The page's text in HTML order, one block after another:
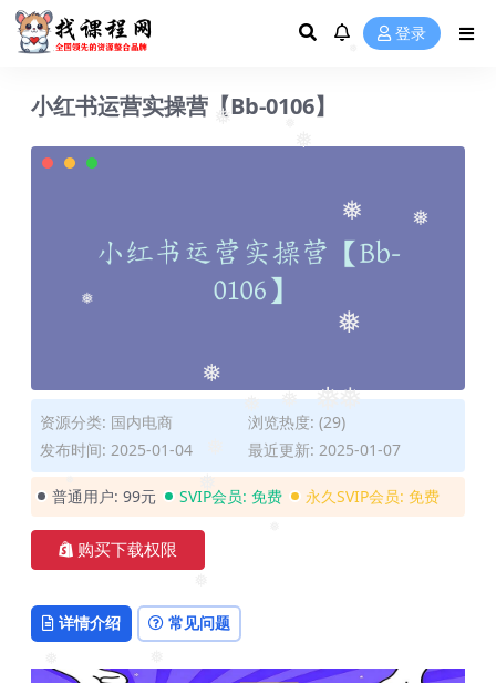
❅
❅
❅
❅
❅
❅
❅
❅
❅
❅
登录
小红书运营实操营【Bb-0106】
资源分类: 国内电商
浏览热度: (29)
发布时间: 2025-01-04
最近更新: 2025-01-07
普通用户: 99元 SVIP会员: 免费 永久SVIP会员: 免费
购买下载权限
详情介绍 常见问题